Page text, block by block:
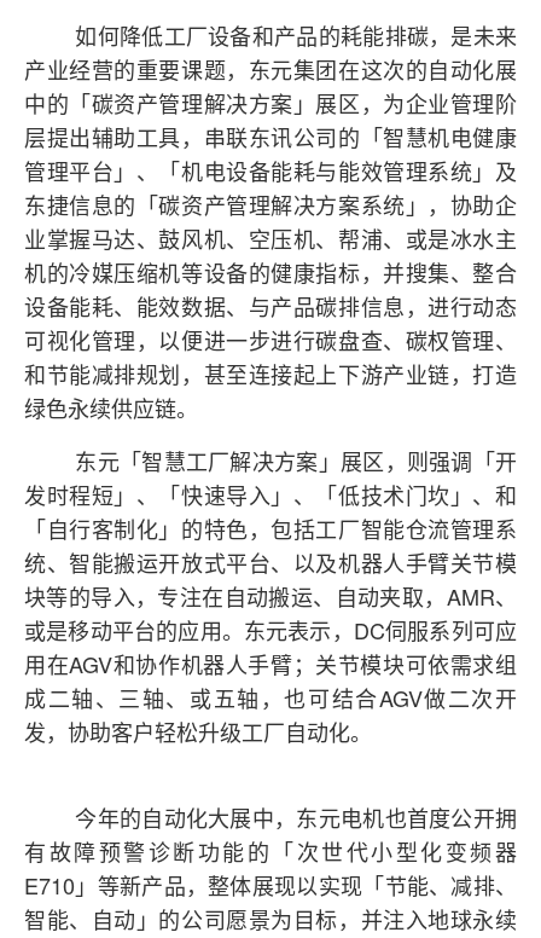
如何降低工厂设备和产品的耗能排碳，是未来
产业经营的重要课题，东元集团在这次的自动化展
中的「碳资产管理解决方案」展区，为企业管理阶
层提出辅助工具，串联东讯公司的「智慧机电健康
管理平台」、「机电设备能耗与能效管理系统」及
东捷信息的「碳资产管理解决方案系统」，协助企
业掌握马达、鼓风机、空压机、帮浦、或是冰水主
机的冷媒压缩机等设备的健康指标，并搜集、整合
设备能耗、能效数据、与产品碳排信息，进行动态
可视化管理，以便进一步进行碳盘查、碳权管理、
和节能减排规划，甚至连接起上下游产业链，打造
绿色永续供应链。
东元「智慧工厂解决方案」展区，则强调「开
发时程短」、「快速导入」、「低技术门坎」、和
「自行客制化」的特色，包括工厂智能仓流管理系
统、智能搬运开放式平台、以及机器人手臂关节模
块等的导入，专注在自动搬运、自动夹取， AMR、
或是移动平台的应用。东元表示， DC伺服系列可应
用在AGV和协作机器人手臂；关节模块可依需求组
成二轴、三轴、或五轴，也可结合AGV做二次开
发，协助客户轻松升级工厂自动化。
今年的自动化大展中，东元电机也首度公开拥
有故障预警诊断功能的「次世代小型化变频器
E710 」等新产品，整体展现以实现「节能、减排、
智能、自动」的公司愿景为目标，并注入地球永续